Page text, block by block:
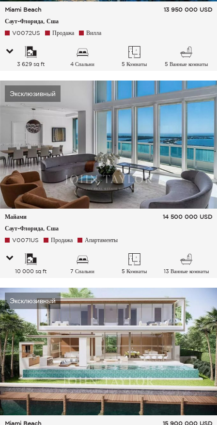
Miami Beach
Саут-Флорида, Сша
13 950 000 USD
V0072US Продажа Вилла
3 629 sq ft 4 Спальни 5 Комнаты 5 Ванные комнаты
Эксклюзивный
Майами
Саут-Флорида, Сша
14 500 000 USD
V0071US Продажа Апартаменты
10 000 sq ft 7 Спальни 5 Комнаты 13 Ванные комнаты
Эксклюзивный
Miami Beach 15 900 000 USD